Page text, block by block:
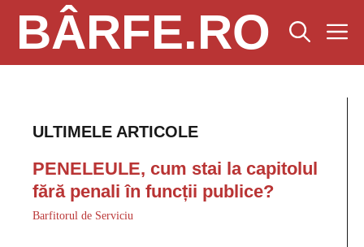
conținutBÂRFE.RO
ULTIMELE ARTICOLE
PENELEULE, cum stai la capitolul
fără penali în funcții publice?
Barfitorul de Serviciu